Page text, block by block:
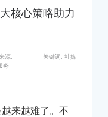
核心策略助力
源: 关键词: 社媒
务
来越难了。不